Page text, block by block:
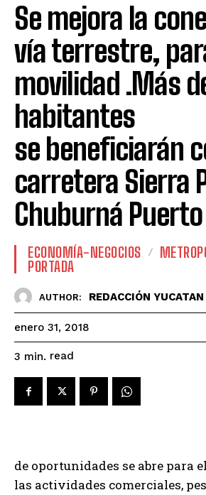
Se mejora la
vía terrestre,
movilidad .Más
habitantes
se beneficiarán
carretera Sierra
Chuburná Puerto
ECONOMÍA-NEGOCIOS
PORTADA
AUTHOR: REDACCIÓN
enero 31, 2018
3 min. read
de oportunidades se abre para
las actividades comerciales,